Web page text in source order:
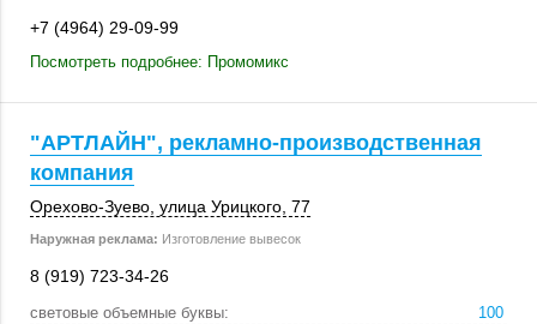
+7 (4964) 29-09-99
Посмотреть подробнее: Промомикс
"АРТЛАЙН", рекламно-производственная
компания
Орехово-Зуево улица Урицкого, 77
Наружная реклама: Изготовление вывесок
8 (919) 723-34-26
световые объемные буквы:
100